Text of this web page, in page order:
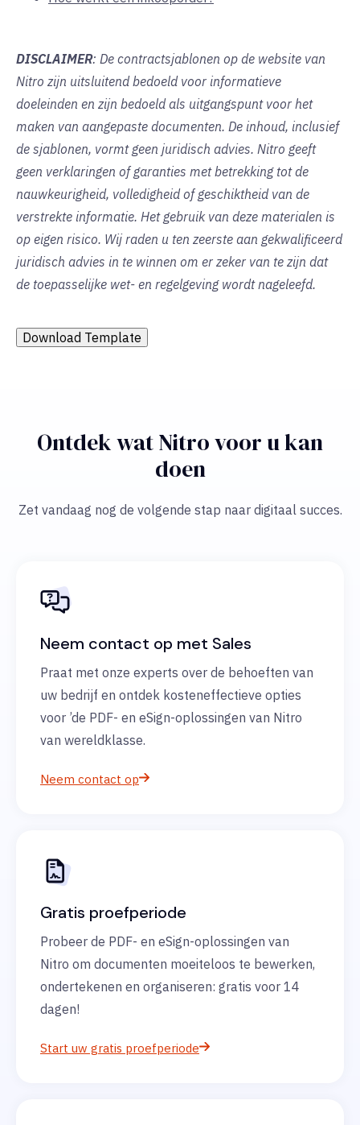
DISCLAIMER: De contractsjablonen op de website van
Nitro zijn uitsluitend bedoeld voor informatieve
doeleinden en zijn bedoeld als uitgangspunt voor het
maken van aangepaste documenten. De inhoud, inclusief
de sjablonen, vormt geen juridisch advies. Nitro geeft
geen verklaringen of garanties met betrekking tot de
nauwkeurigheid, volledigheid of geschiktheid van de
verstrekte informatie. Het gebruik van deze materialen is
op eigen risico. Wij raden u ten zeerste aan gekwalificeerd
juridisch advies in te winnen om er zeker van te zijn dat
de toepasselijke wet- en regelgeving wordt nageleefd.
Download Template
Ontdek wat Nitro voor u kan
doen
Zet vandaag nog de volgende stap naar digitaal succes.
Neem contact op met Sales
Praat met onze experts over de behoeften van
uw bedrijf en ontdek kosteneffectieve opties
voor ’de PDF- en eSign-oplossingen van Nitro
van wereldklasse.
Neem contact op
Gratis proefperiode
Probeer de PDF- en eSign-oplossingen van
Nitro om documenten moeiteloos te bewerken,
ondertekenen en organiseren: gratis voor 14
dagen!
Start uw gratis proefperiode